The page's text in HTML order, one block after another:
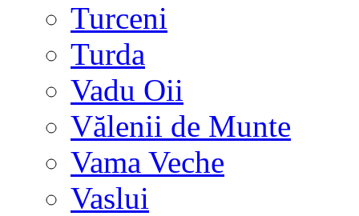
Turceni
Turda
Vadu Oii
Vălenii de Munte
Vama Veche
Vaslui